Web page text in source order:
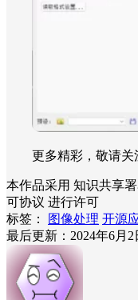
更多精彩，敬请关
本作品采用 知识共享
可协议 进行许可
标签：
图像处理 开源
最后更新：2024年6月2